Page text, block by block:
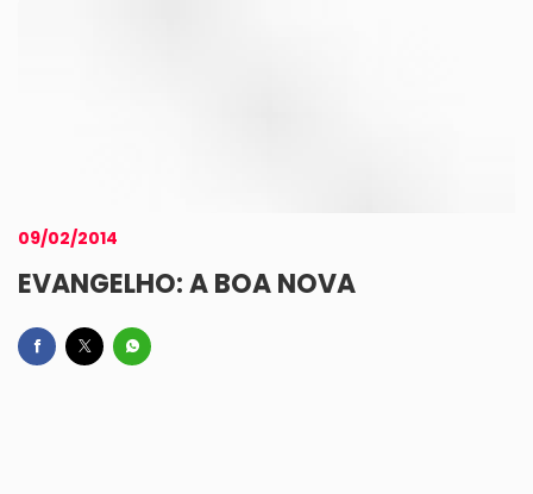
09/02/2014
EVANGELHO: A BOA NOVA